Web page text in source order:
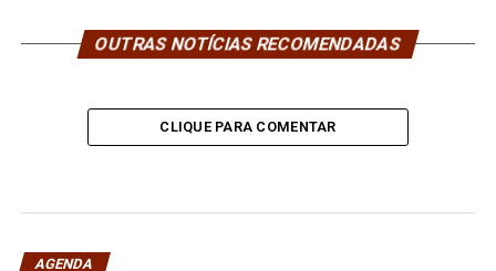
OUTRAS NOTÍCIAS RECOMENDADAS
CLIQUE PARA COMENTAR
AGENDA